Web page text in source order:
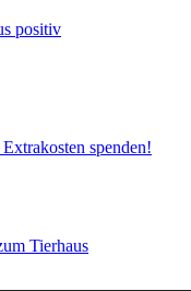
positiv
spenden!
Tierhaus